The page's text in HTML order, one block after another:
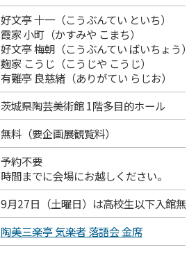
好文亭 十一（こうぶんてい といち）
霞家 小町（かすみや こまち）
好文亭 梅朝（こうぶんてい ばいちょう）
麹家 こうじ（こうじや こうじ）
有難亭 良慈緒（ありがてい らじお）
茨城県陶芸美術館 1階多目的ホール
無料（要企画展観覧料）
予約不要
時間までに会場にお越しください。
9月27日（土曜日）は高校生以下入館無料
陶美三楽亭 気楽者 落語会 金席